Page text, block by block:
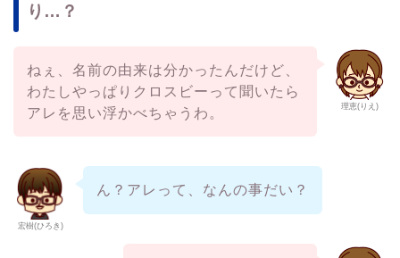
り…？
理恵(りえ)
ねぇ、名前の由来は分かったんだけど、
わたしやっぱりクロスビーって聞いたら
アレを思い浮かべちゃうわ。
宏樹(ひろき)
ん？アレって、なんの事だい？